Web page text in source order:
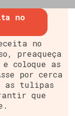
no
no
preaqueça
coloque as
por cerca
as tulipas
que